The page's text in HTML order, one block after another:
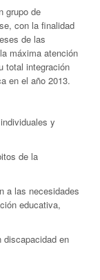
grupo de
con la finalidad
de las
máxima atención
total integración
en el año 2013.
y
de la
a las necesidades
educativa,
discapacidad en